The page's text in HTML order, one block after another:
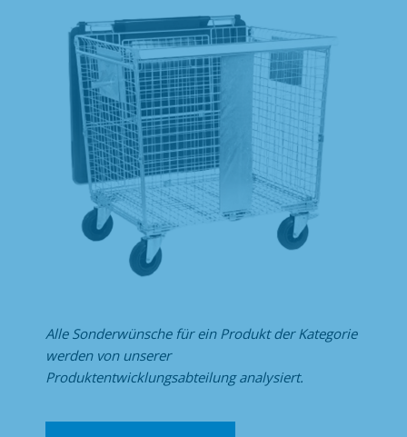
Alle Sonderwünsche für ein Produkt der Kategorie
werden von unserer
Produktentwicklungsabteilung analysiert.